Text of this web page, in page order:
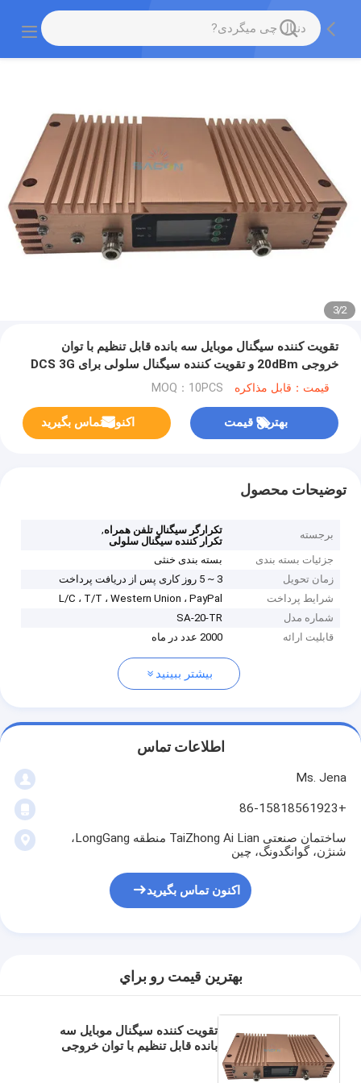
2
/
3
تقویت کننده سیگنال موبایل سه بانده قابل تنظیم با توان
خروجی 20dBm و تقویت کننده سیگنال سلولی برای DCS 3G
4G LTE 2600Mhz
قیمت：قابل مذاکره MOQ：10PCS
بهترین قیمت اکنون تماس بگیرید
توضیحات محصول
برجسته تکرارگر سیگنال تلفن همراه,
تکرار کننده سیگنال سلولی
جزئیات بسته بندی
بسته بندی خنثی
زمان تحویل
3 ~ 5 روز کاری پس از دریافت پرداخت
شرایط پرداخت
L/C ، T/T ، Western Union ، PayPal
شماره مدل
SA-20-TR
قابلیت ارائه
2000 عدد در ماه
بیشتر ببینید
اطلاعات تماس
Ms. Jena
+86-15818561923
ساختمان صنعتی TaiZhong Ai Lian منطقه LongGang،
شنژن، گوانگدونگ، چین
اکنون تماس بگیرید
بهترين قيمت رو براي
تقویت کننده سیگنال موبایل سه
بانده قابل تنظیم با توان خروجی